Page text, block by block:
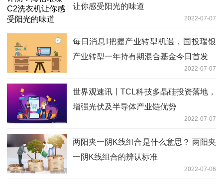
让你感受阳光的味道
2022-07-07
每日消息!把握产业转型机遇，国投瑞银
产业转型一年持有期混合基金今日首发
2022-07-07
世界观速讯丨TCL科技多晶硅投资落地，
增强光伏及半导体产业链优势
2022-07-07
两阳夹一阴K线组合是什么意思？ 两阳夹
一阴K线组合的辨认标准
2022-07-06